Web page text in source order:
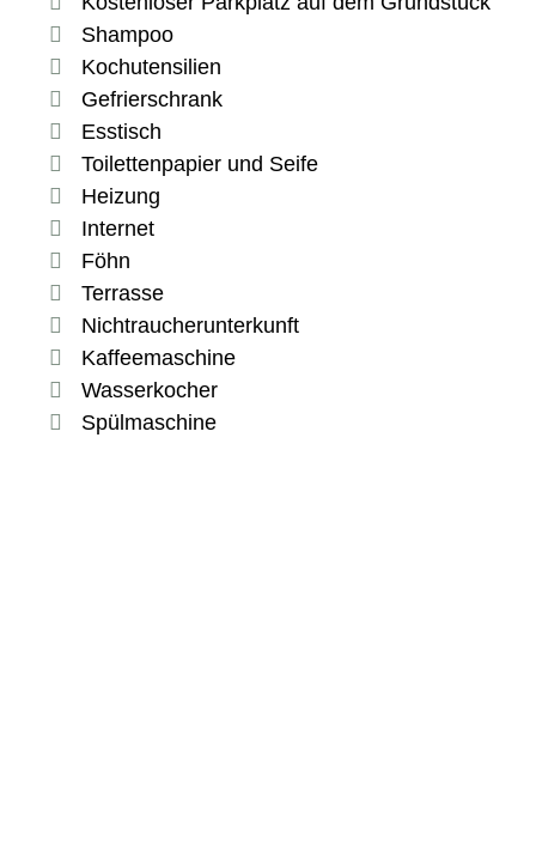
Shampoo
Kochutensilien
Gefrierschrank
Esstisch
Toilettenpapier und Seife
Heizung
Internet
Föhn
Terrasse
Nichtraucherunterkunft
Kaffeemaschine
Wasserkocher
Spülmaschine